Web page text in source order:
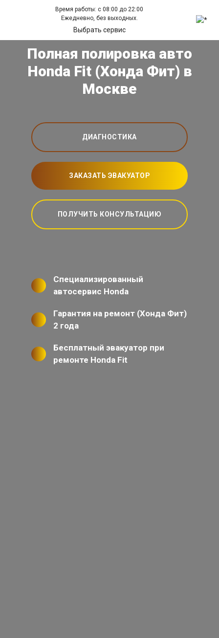
Время работы: с 08:00 до 22:00
Ежедневно, без выходных.
Выбрать сервис
Полная полировка авто
Honda Fit (Хонда Фит) в
Москве
ДИАГНОСТИКА
ЗАКАЗАТЬ ЭВАКУАТОР
ПОЛУЧИТЬ КОНСУЛЬТАЦИЮ
Специализированный
автосервис Honda
Гарантия на ремонт (Хонда Фит)
2 года
Бесплатный эвакуатор при
ремонте Honda Fit